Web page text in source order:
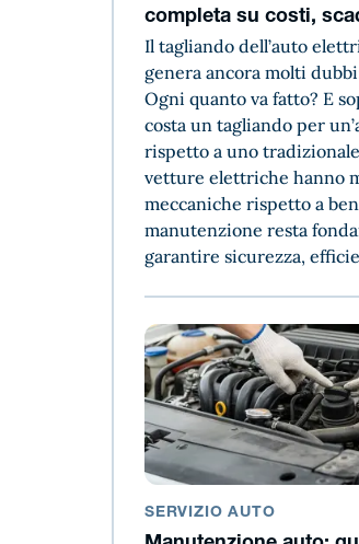
completa su costi,
Il tagliando dell’auto
genera ancora molti
Ogni quanto va fatto? E
costa un tagliando per
rispetto a uno
vetture elettriche hanno
meccaniche rispetto a
manutenzione resta
garantire sicurezza,
SERVIZIO AUTO